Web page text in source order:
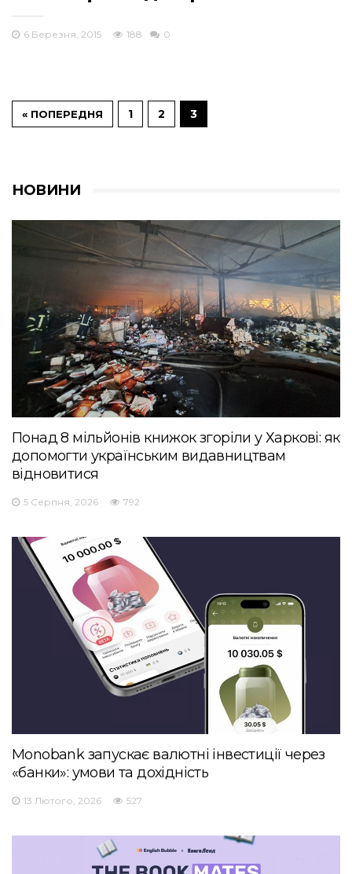
6 Березня, 2015 188 0
« ПОПЕРЕДНЯ 1 2 3
НОВИНИ
Понад 8 мільйонів книжок згоріли у Харкові: як
допомогти українським видавництвам
відновитися
5 Серпня, 2026 792
Monobank запускає валютні інвестиції через
«банки»: умови та дохідність
13 Лютого, 2026 527